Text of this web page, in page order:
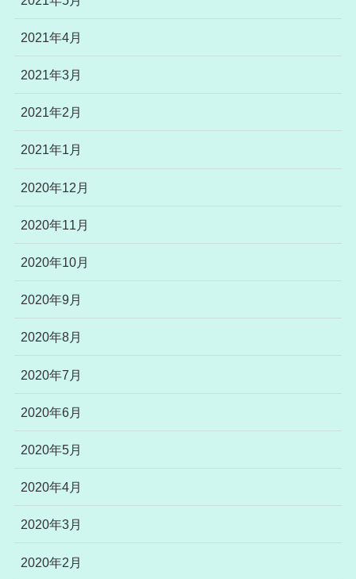
2021年4月
2021年3月
2021年2月
2021年1月
2020年12月
2020年11月
2020年10月
2020年9月
2020年8月
2020年7月
2020年6月
2020年5月
2020年4月
2020年3月
2020年2月